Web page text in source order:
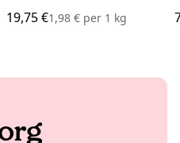
19,75 €1,98 € per1 kg